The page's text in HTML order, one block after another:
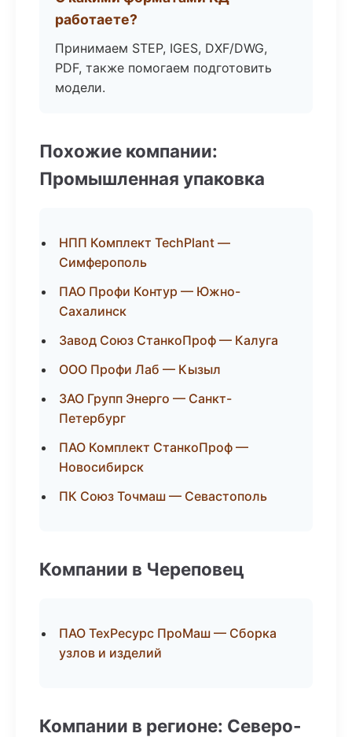
работаете?
Принимаем STEP, IGES, DXF/DWG,
PDF, также помогаем подготовить
модели.
Похожие компании:
Промышленная упаковка
НПП Комплект TechPlant —
Симферополь
ПАО Профи Контур — Южно-
Сахалинск
Завод Союз СтанкоПроф — Калуга
ООО Профи Лаб — Кызыл
ЗАО Групп Энерго — Санкт-
Петербург
ПАО Комплект СтанкоПроф —
Новосибирск
ПК Союз Точмаш — Севастополь
Компании в Череповец
ПАО ТехРесурс ПроМаш — Сборка
узлов и изделий
Компании в регионе: Северо-